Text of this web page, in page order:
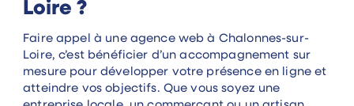
Loire ?
Faire appel à une agence web à Chalonnes-sur-
Loire, c’est bénéficier d’un accompagnement sur
mesure pour développer votre présence en ligne et
atteindre vos objectifs. Que vous soyez une